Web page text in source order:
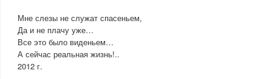
Мне слезы не служат спасеньем,
Да и не плачу уже…
Все это было виденьем…
А сейчас реальная жизнь!..
2012 г.